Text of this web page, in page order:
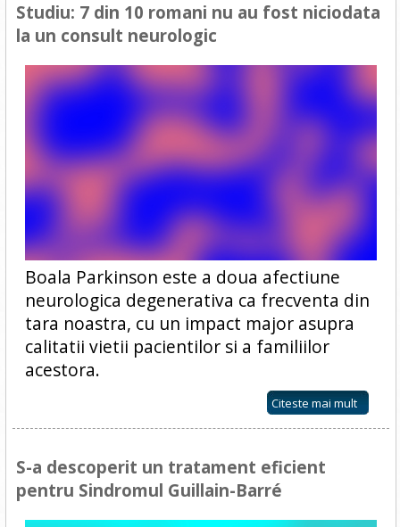
Studiu: 7 din 10 romani nu au fost niciodata
la un consult neurologic
Boala Parkinson este a doua afectiune
neurologica degenerativa ca frecventa din
tara noastra, cu un impact major asupra
calitatii vietii pacientilor si a familiilor
acestora.
Citeste mai mult
S-a descoperit un tratament eficient
pentru Sindromul Guillain-Barré